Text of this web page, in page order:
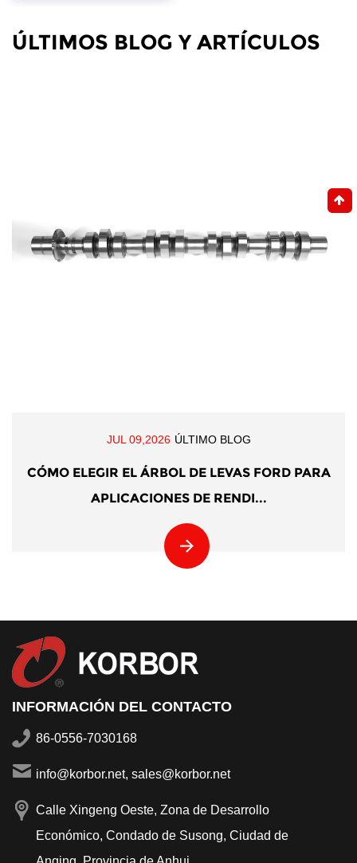
ÚLTIMOS BLOG Y ARTÍCULOS
JUL 09,2026 ÚLTIMO BLOG
CÓMO ELEGIR EL ÁRBOL DE LEVAS FORD PARA
APLICACIONES DE RENDI...
INFORMACIÓN DEL CONTACTO
86-0556-7030168
info@korbor.net, sales@korbor.net
Calle Xingeng Oeste, Zona de Desarrollo
Económico, Condado de Susong, Ciudad de